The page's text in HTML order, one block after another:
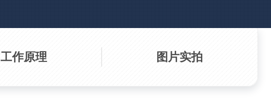
工作原理 图片实拍